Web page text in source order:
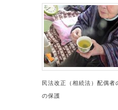
民法改正（相続法）配偶者
の保護